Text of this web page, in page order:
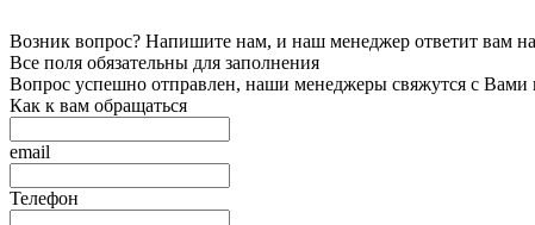
Возник вопрос? Напишите нам, и наш менеджер ответит вам
Все поля обязательны для заполнения
Вопрос успешно отправлен, наши менеджеры свяжутся с Вами
Как к вам обращаться
email
Телефон